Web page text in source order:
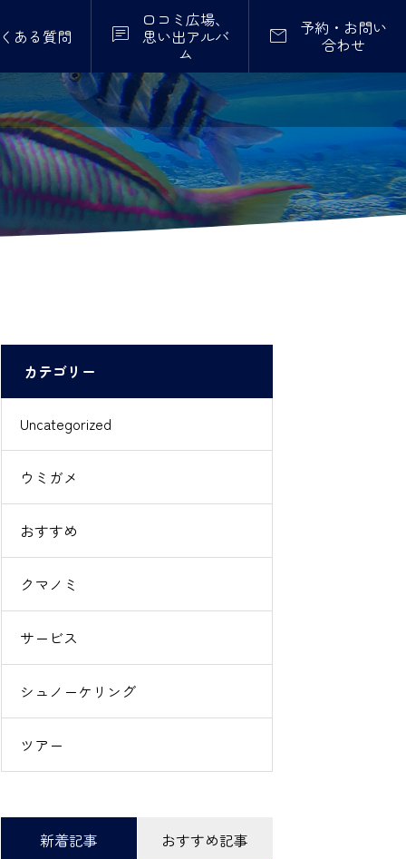
ある質問 
口コミ広場、
思い出アルバ
ム
 予約・お問い
合わせ
カテゴリー
Uncategorized
ウミガメ
おすすめ
クマノミ
サービス
シュノーケリング
ツアー
新着記事 おすすめ記事